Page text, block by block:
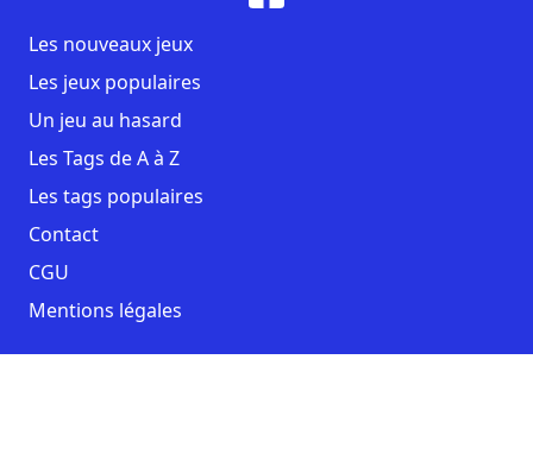
Les nouveaux jeux
Les jeux populaires
Un jeu au hasard
Les Tags de A à Z
Les tags populaires
Contact
CGU
Mentions légales